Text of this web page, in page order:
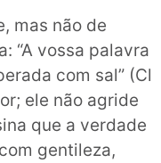
mas não de
“A vossa palavra
com sal” (Cl
ele não agride
que a verdade
gentileza,